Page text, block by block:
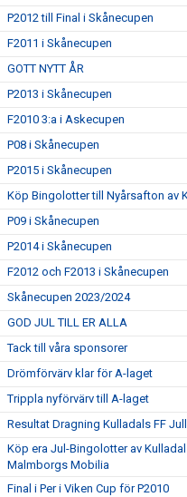
P2012 till Final i Skånecupen
F2011 i Skånecupen
GOTT NYTT ÅR
P2013 i Skånecupen
F2010 3:a i Askecupen
P08 i Skånecupen
P2015 i Skånecupen
Köp Bingolotter till Nyårsafton av
P09 i Skånecupen
P2014 i Skånecupen
F2012 och F2013 i Skånecupen
Skånecupen 2023/2024
GOD JUL TILL ER ALLA
Tack till våra sponsorer
Drömförvärv klar för A-laget
Trippla nyförvärv till A-laget
Resultat Dragning Kulladals FF
Köp era Jul-Bingolotter av
Malmborgs Mobilia
Final i Per i Viken Cup för P2010